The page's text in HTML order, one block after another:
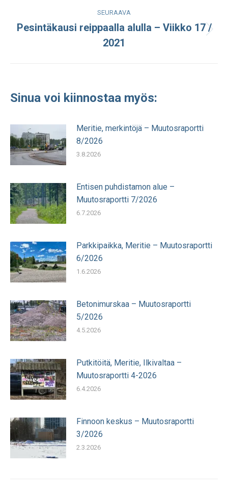
SEURAAVA
julkaisu:
Pesintäkausi reippaalla alulla – Viikko 17 /
2021
Sinua voi kiinnostaa myös:
Meritie, merkintöjä – Muutosraportti
8/2026
3.8.2026
Entisen puhdistamon alue –
Muutosraportti 7/2026
6.7.2026
Parkkipaikka, Meritie – Muutosraportti
6/2026
1.6.2026
Betonimurskaa – Muutosraportti
5/2026
4.5.2026
Putkitöitä, Meritie, Ilkivaltaa –
Muutosraportti 4-2026
6.4.2026
Finnoon keskus – Muutosraportti
3/2026
2.3.2026